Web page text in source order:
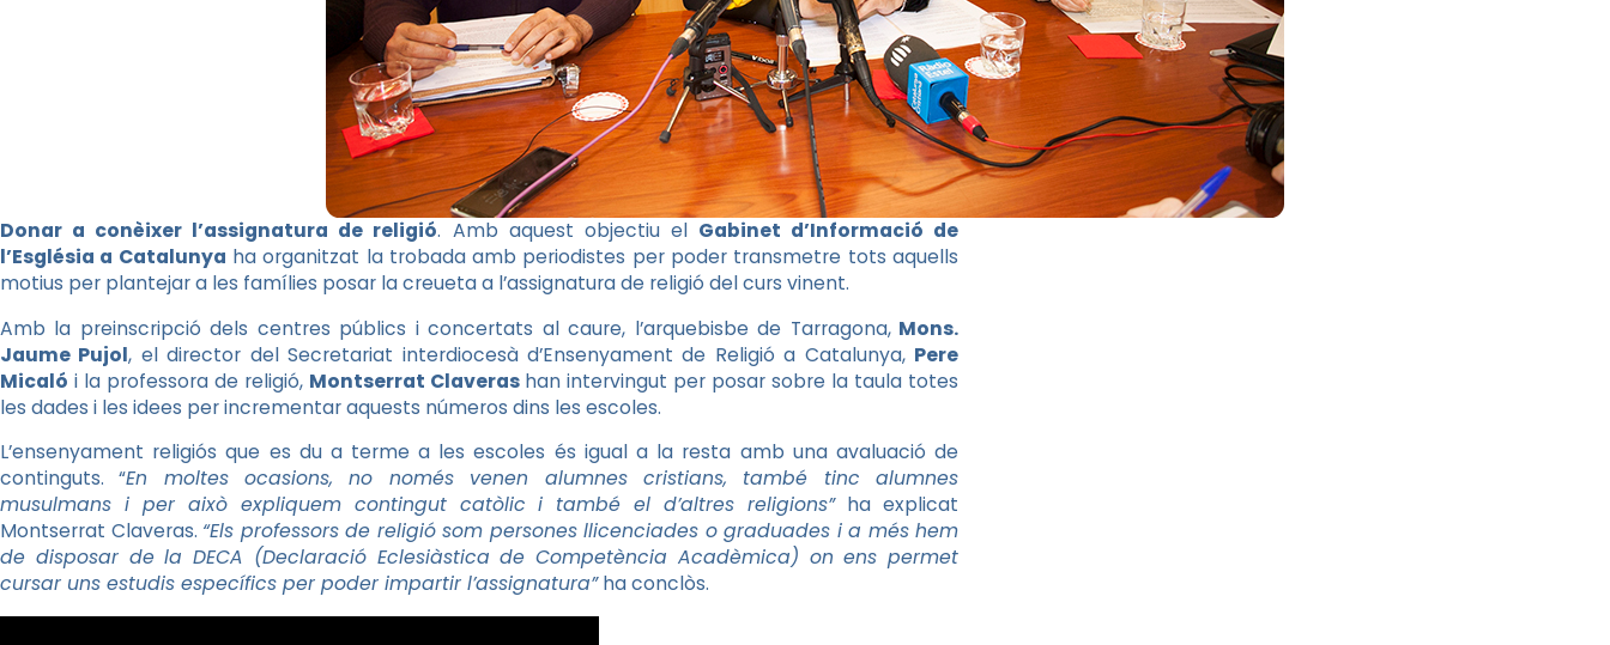
Donar a conèixer l’assignatura de religió. Amb aquest objectiu el Gabinet d’Informació de
l’Església a Catalunya ha organitzat la trobada amb periodistes per poder transmetre tots aquells
motius per plantejar a les famílies posar la creueta a l’assignatura de religió del curs vinent.
Amb la preinscripció dels centres públics i concertats al caure, l’arquebisbe de Tarragona,Mons.
Jaume Pujol, el director del Secretariat interdiocesà d’Ensenyament de Religió a Catalunya, Pere
Micaló i la professora de religió, Montserrat Claverashan intervingut per posar sobre la taula totes
les dades i les idees per incrementar aquests números dins les escoles.
L’ensenyament religiós que es du a terme a les escoles és igual a la resta amb una avaluació de
continguts. “En moltes ocasions, no només venen alumnes cristians, també tinc alumnes
musulmans i per això expliquem contingut catòlic i també el d’altres religions”ha explicat
Montserrat Claveras. “Els professors de religió som persones llicenciades o graduades i a més hem
de disposar de la DECA (Declaració Eclesiàstica de Competència Acadèmica) on ens permet
cursar uns estudis específics per poder impartir l’assignatura”ha conclòs.